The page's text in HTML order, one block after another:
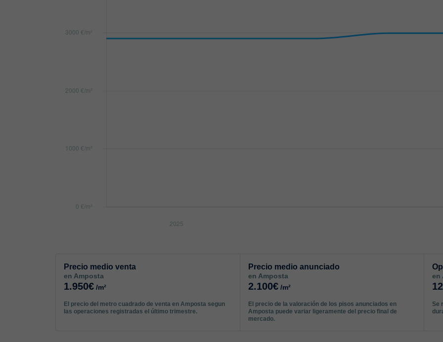
Precio medio venta
en Amposta
1.950€ /m²
El precio del metro cuadrado de venta en Amposta segun
las operaciones registradas el último trimestre.
Precio medio anunciado
en Amposta
2.100€/m²
El precio de la valoración de los pisos anunciados en
Amposta puede variar ligeramente del precio final de
mercado.
en
Se